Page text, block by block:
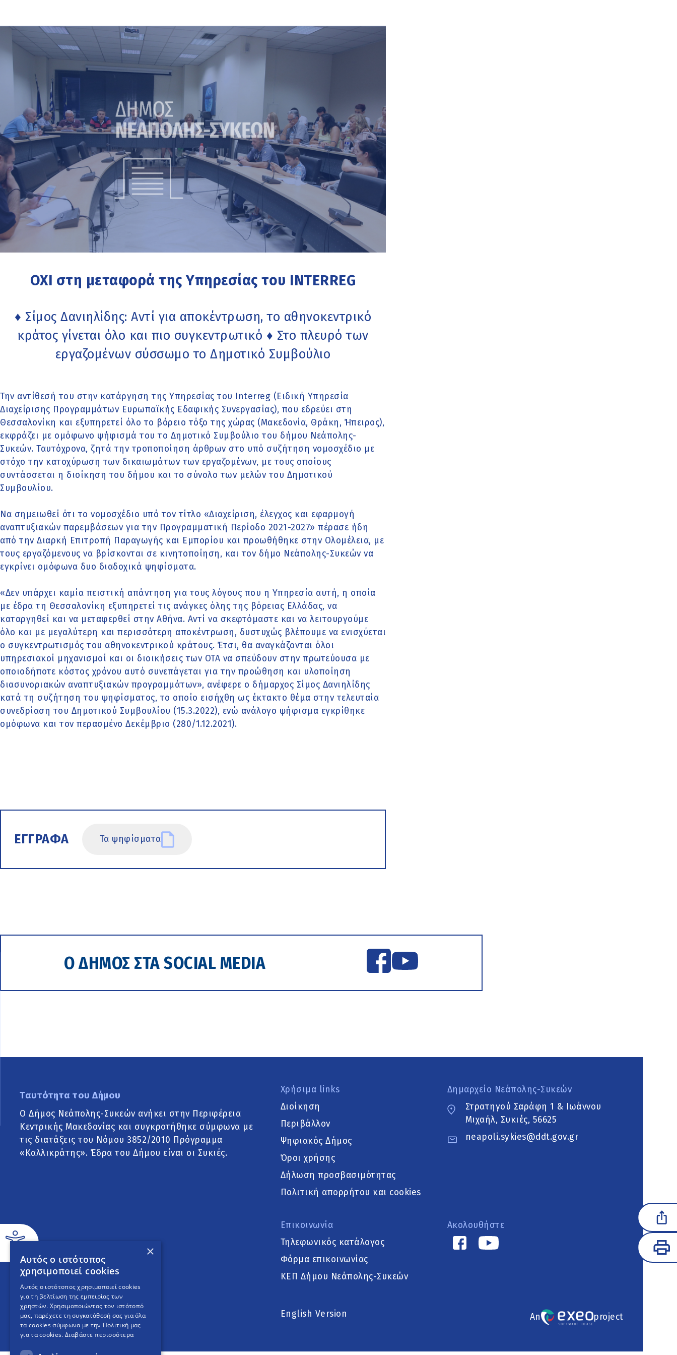
ΟΧΙ στη μεταφορά της Υπηρεσίας του INTERREG
♦ Σίμος Δανιηλίδης: Αντί για αποκέντρωση, το αθηνοκεντρικό
κράτος γίνεται όλο και πιο συγκεντρωτικό ♦ Στο πλευρό των
εργαζομένων σύσσωμο το Δημοτικό Συμβούλιο
Την αντίθεσή του στην κατάργηση της Υπηρεσίας του Interreg (Ειδική Υπηρεσία
Διαχείρισης Προγραμμάτων Ευρωπαϊκής Εδαφικής Συνεργασίας), που εδρεύει στη
Θεσσαλονίκη και εξυπηρετεί όλο το βόρειο τόξο της χώρας (Μακεδονία, Θράκη, Ήπειρος),
εκφράζει με ομόφωνο ψήφισμά του το Δημοτικό Συμβούλιο του δήμου Νεάπολης-
Συκεών. Ταυτόχρονα, ζητά την τροποποίηση άρθρων στο υπό συζήτηση νομοσχέδιο με
στόχο την κατοχύρωση των δικαιωμάτων των εργαζομένων, με τους οποίους
συντάσσεται η διοίκηση του δήμου και το σύνολο των μελών του Δημοτικού
Συμβουλίου.
Να σημειωθεί ότι το νομοσχέδιο υπό τον τίτλο «Διαχείριση, έλεγχος και εφαρμογή
αναπτυξιακών παρεμβάσεων για την Προγραμματική Περίοδο 2021-2027» πέρασε ήδη
από την Διαρκή Επιτροπή Παραγωγής και Εμπορίου και προωθήθηκε στην Ολομέλεια, με
τους εργαζόμενους να βρίσκονται σε κινητοποίηση, και τον δήμο Νεάπολης-Συκεών να
εγκρίνει ομόφωνα δυο διαδοχικά ψηφίσματα.
«Δεν υπάρχει καμία πειστική απάντηση για τους λόγους που η Υπηρεσία αυτή, η οποία
με έδρα τη Θεσσαλονίκη εξυπηρετεί τις ανάγκες όλης της βόρειας Ελλάδας, να
καταργηθεί και να μεταφερθεί στην Αθήνα. Αντί να σκεφτόμαστε και να λειτουργούμε
όλο και με μεγαλύτερη και περισσότερη αποκέντρωση, δυστυχώς βλέπουμε να ενισχύεται
ο συγκεντρωτισμός του αθηνοκεντρικού κράτους. Έτσι, θα αναγκάζονται όλοι
υπηρεσιακοί μηχανισμοί και οι διοικήσεις των ΟΤΑ να σπεύδουν στην πρωτεύουσα με
οποιοδήποτε κόστος χρόνου αυτό συνεπάγεται για την προώθηση και υλοποίηση
διασυνοριακών αναπτυξιακών προγραμμάτων», ανέφερε ο δήμαρχος Σίμος Δανιηλίδης
κατά τη συζήτηση του ψηφίσματος, το οποίο εισήχθη ως έκτακτο θέμα στην τελευταία
συνεδρίαση του Δημοτικού Συμβουλίου (15.3.2022), ενώ ανάλογο ψήφισμα εγκρίθηκε
ομόφωνα και τον περασμένο Δεκέμβριο (280/1.12.2021).
ΕΓΓΡΑΦΑ Τα ψηφίσματα
Ο ΔΗΜΟΣ ΣΤΑ SOCIAL MEDIA
Ταυτότητα του Δήμου
Ο Δήμος Νεάπολης-Συκεών ανήκει στην Περιφέρεια
Κεντρικής Μακεδονίας και συγκροτήθηκε σύμφωνα με
τις διατάξεις του Νόμου 3852/2010 Πρόγραμμα
«Καλλικράτης». Έδρα του Δήμου είναι οι Συκιές.
Χρήσιμα links
Διοίκηση
Περιβάλλον
Ψηφιακός Δήμος
Όροι χρήσης
Δήλωση προσβασιμότητας
Πολιτική απορρήτου και cookies
Επικοινωνία
Τηλεφωνικός κατάλογος
Φόρμα επικοινωνίας
ΚΕΠ Δήμου Νεάπολης-Συκεών
Δημαρχείο Νεάπολης-Συκεών
Στρατηγού Σαράφη 1 & Ιωάννου
Μιχαήλ, Συκιές, 56625
neapoli.sykies@ddt.gov.gr
Ακολουθήστε
English Version An project
×
Αυτός ο ιστότοπος
χρησιμοποιεί cookies
Αυτός ο ιστότοπος χρησιμοποιεί cookies
για τη βελτίωση της εμπειρίας των
χρηστών. Χρησιμοποιώντας τον ιστότοπό
μας, παρέχετε τη συγκατάθεσή σας για όλα
τα cookies σύμφωνα με την Πολιτική μας
για τα cookies. Διαβάστε περισσότερα